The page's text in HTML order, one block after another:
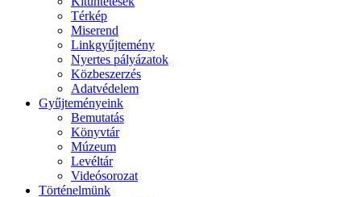
Térkép
Miserend
Linkgyűjtemény
Nyertes pályázatok
Közbeszerzés
Adatvédelem
Gyűjteményeink
Bemutatás
Könyvtár
Múzeum
Levéltár
Videósorozat
Történelmünk